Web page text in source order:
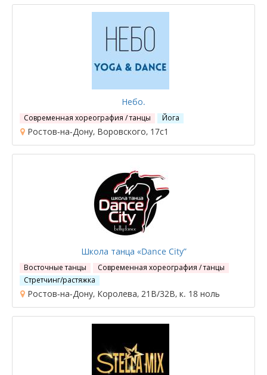
Небо.
Современная хореография / танцы Йога
Ростов-на-Дону, Воровского, 17с1
Школа танца «Dance City”
Восточные танцы
Современная хореография / танцы
Стретчинг/растяжка
Ростов-на-Дону, Королева, 21В/32В, к. 18 ноль